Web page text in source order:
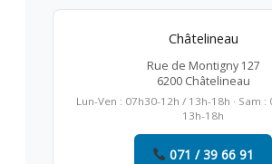
Châtelineau
Rue de Montigny 127
6200 Châtelineau
Lun-Ven : 07h30-12h / 13h-18h · Sam
13h-18h
071 / 39 66 91